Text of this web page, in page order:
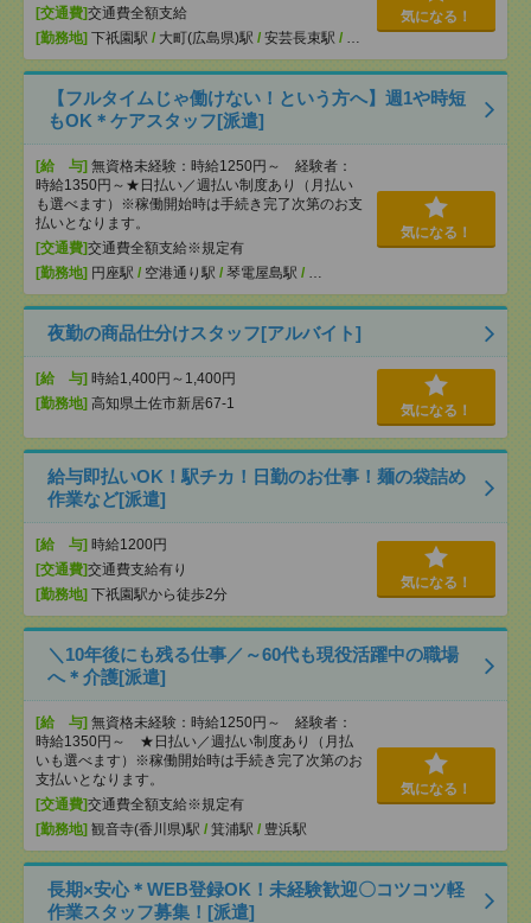
[交通費]交通費全額支給
[勤務地] 下祇園駅 / 大町(広島県)駅 / 安芸長束駅 / …
気になる！
【フルタイムじゃ働けない！という方へ】週1や時短
もOK＊ケアスタッフ[派遣]
[給 与] 無資格未経験：時給1250円～ 経験者：
時給1350円～★日払い／週払い制度あり（月払い
も選べます）※稼働開始時は手続き完了次第のお支
払いとなります。
[交通費]交通費全額支給※規定有
[勤務地] 円座駅 / 空港通り駅 / 琴電屋島駅 / …
気になる！
夜勤の商品仕分けスタッフ[アルバイト]
[給 与] 時給1,400円～1,400円
[勤務地] 高知県土佐市新居67-1 気になる！
給与即払いOK！駅チカ！日勤のお仕事！麺の袋詰め
作業など[派遣]
[給 与] 時給1200円
[交通費]交通費支給有り
[勤務地] 下祇園駅から徒歩2分
気になる！
＼10年後にも残る仕事／～60代も現役活躍中の職場
へ＊介護[派遣]
[給 与] 無資格未経験：時給1250円～ 経験者：
時給1350円～ ★日払い／週払い制度あり（月払
いも選べます）※稼働開始時は手続き完了次第のお
支払いとなります。
[交通費]交通費全額支給※規定有
[勤務地] 観音寺(香川県)駅 / 箕浦駅 / 豊浜駅
気になる！
長期×安心＊WEB登録OK！未経験歓迎〇コツコツ軽
作業スタッフ募集！[派遣]